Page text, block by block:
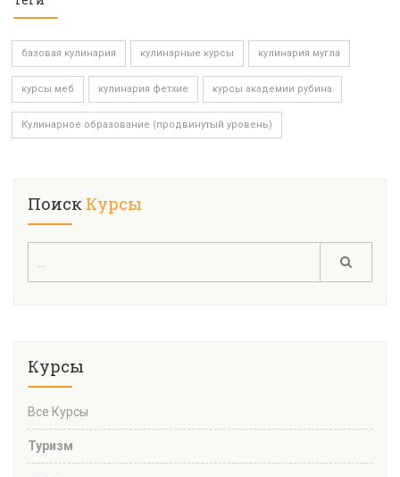
базовая кулинария кулинарные курсы кулинария мугла
курсы меб кулинария фетхие курсы академии рубина
Кулинарное образование (продвинутый уровень)
Поиск Курсы
Курсы
Все Курсы
Туризм